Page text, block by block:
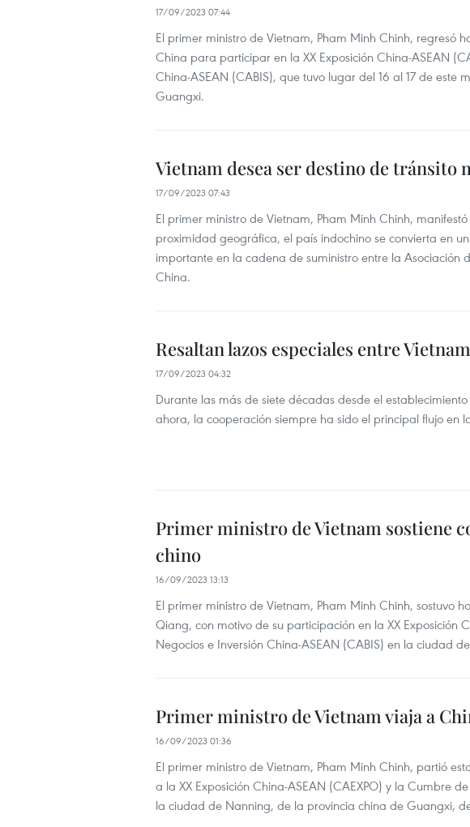
17/09/2023 07:44
El primer ministro de Vietnam, Pham Minh Chinh, regresó
China para participar en la XX Exposición China-ASEAN
China-ASEAN (CABIS), que tuvo lugar del 16 al 17 de
Guangxi.
Vietnam desea ser destino de tránsito
17/09/2023 07:43
El primer ministro de Vietnam, Pham Minh Chinh,
proximidad geográfica, el país indochino se convierta en
importante en la cadena de suministro entre la Asociación
China.
Resaltan lazos especiales entre
17/09/2023 04:32
Durante las más de siete décadas desde el
ahora, la cooperación siempre ha sido el principal flujo en
Primer ministro de Vietnam sostiene
chino
16/09/2023 13:13
El primer ministro de Vietnam, Pham Minh Chinh, sostuvo
Qiang, con motivo de su participación en la XX Exposición
Negocios e Inversión China-ASEAN (CABIS) en la ciudad
Primer ministro de Vietnam viaja a
16/09/2023 01:36
El primer ministro de Vietnam, Pham Minh Chinh, partió
a la XX Exposición China-ASEAN (CAEXPO) y la Cumbre
la ciudad de Nanning, de la provincia china de Guangxi,